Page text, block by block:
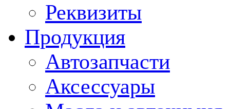
Реквизиты
Продукция
Автозапчасти
Аксессуары